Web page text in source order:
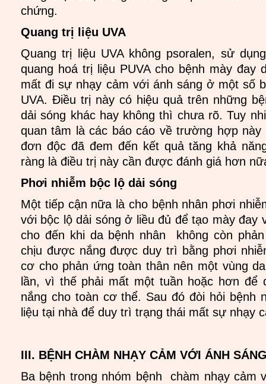
chứng.
Quang trị liệu UVA
Quang trị liệu UVA không psoralen, sử
quang hoá trị liệu PUVA cho bệnh mày đay
mất đi sự nhạy cảm với ánh sáng ở một số
UVA. Điều trị này có hiệu quả trên những
dải sóng khác hay không thì chưa rõ. Tuy
quan tâm là các báo cáo về trường hợp
đơn độc đã đem đến kết quả tăng khả
ràng là điều trị này cần được đánh giá hơn
Phơi nhiễm bộc lộ dải sóng
Một tiếp cận nữa là cho bệnh nhân phơi
với bộc lộ dải sóng ở liều đủ để tạo mày đay
cho đến khi da bệnh nhân không còn
chịu được nắng được duy trì bằng phơi
cơ cho phản ứng toàn thân nên một vùng
lần, vì thế phải mất một tuần hoặc hơn để
nắng cho toàn cơ thể. Sau đó đòi hỏi bệnh
liệu tại nhà để duy trì trạng thái mất sự nhạy
III. BỆNH CHÀM NHẠY CẢM VỚI ÁNH
Ba bệnh trong nhóm bệnh chàm nhạy cảm